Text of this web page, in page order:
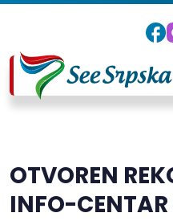
OTVOREN
INFO-